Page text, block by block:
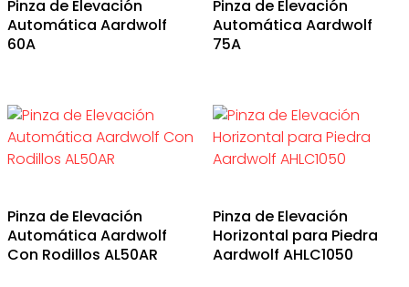
Pinza de Elevación
Automática Aardwolf
60A
Pinza de Elevación
Automática Aardwolf
75A
Pinza de Elevación
Automática Aardwolf
Con Rodillos AL50AR
Pinza de Elevación
Horizontal para Piedra
Aardwolf AHLC1050